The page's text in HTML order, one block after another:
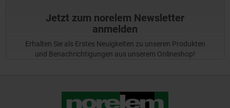
Jetzt zum norelem Newsletter
anmelden
Erhalten Sie als Erstes Neuigkeiten zu unseren Produkten
und Benachrichtigungen aus unserem Onlineshop!